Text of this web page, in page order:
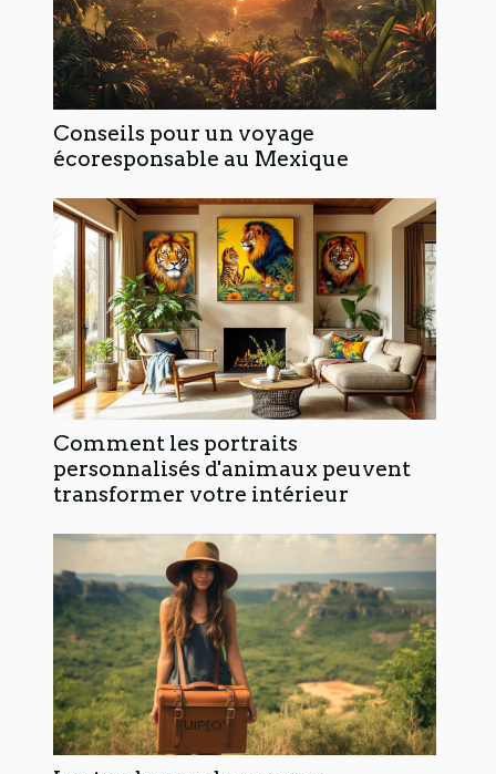
Conseils pour un voyage
écoresponsable au Mexique
Comment les portraits
personnalisés d'animaux peuvent
transformer votre intérieur